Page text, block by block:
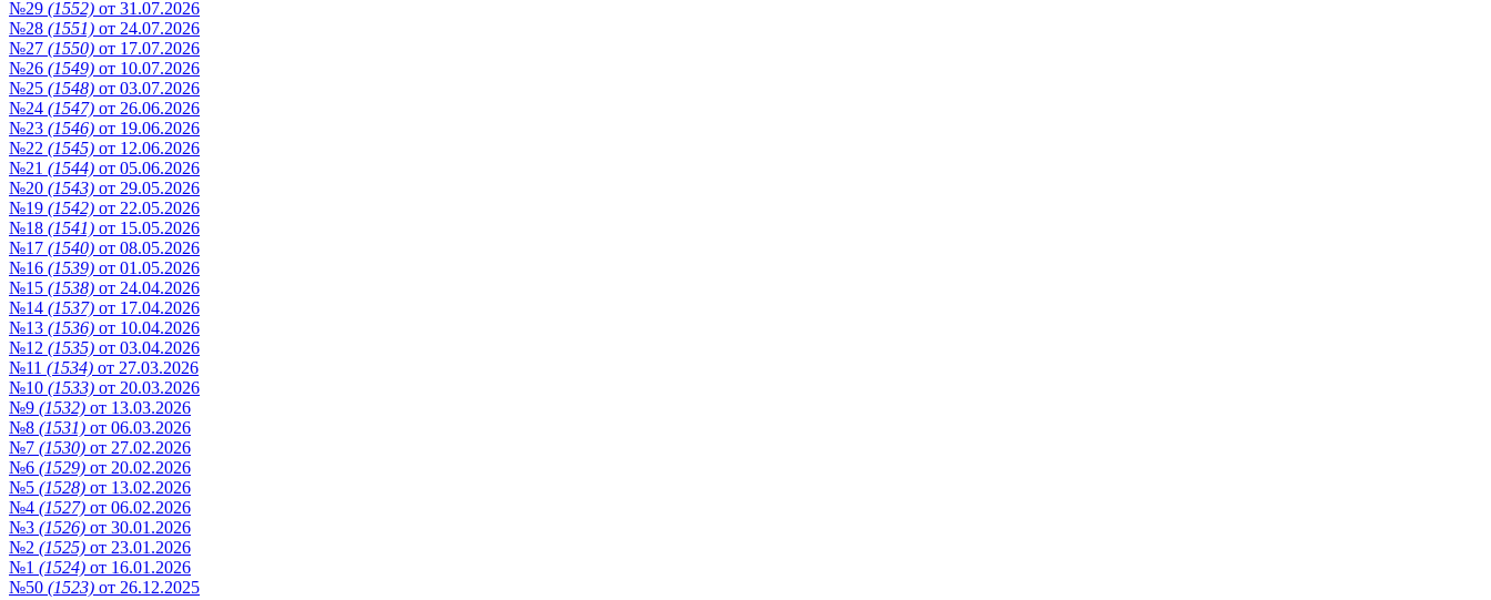
№29 (1552) от 31.07.2026
№28 (1551) от 24.07.2026
№27 (1550) от 17.07.2026
№26 (1549) от 10.07.2026
№25 (1548) от 03.07.2026
№24 (1547) от 26.06.2026
№23 (1546) от 19.06.2026
№22 (1545) от 12.06.2026
№21 (1544) от 05.06.2026
№20 (1543) от 29.05.2026
№19 (1542) от 22.05.2026
№18 (1541) от 15.05.2026
№17 (1540) от 08.05.2026
№16 (1539) от 01.05.2026
№15 (1538) от 24.04.2026
№14 (1537) от 17.04.2026
№13 (1536) от 10.04.2026
№12 (1535) от 03.04.2026
№11 (1534) от 27.03.2026
№10 (1533) от 20.03.2026
№9 (1532) от 13.03.2026
№8 (1531) от 06.03.2026
№7 (1530) от 27.02.2026
№6 (1529) от 20.02.2026
№5 (1528) от 13.02.2026
№4 (1527) от 06.02.2026
№3 (1526) от 30.01.2026
№2 (1525) от 23.01.2026
№1 (1524) от 16.01.2026
№50 (1523) от 26.12.2025